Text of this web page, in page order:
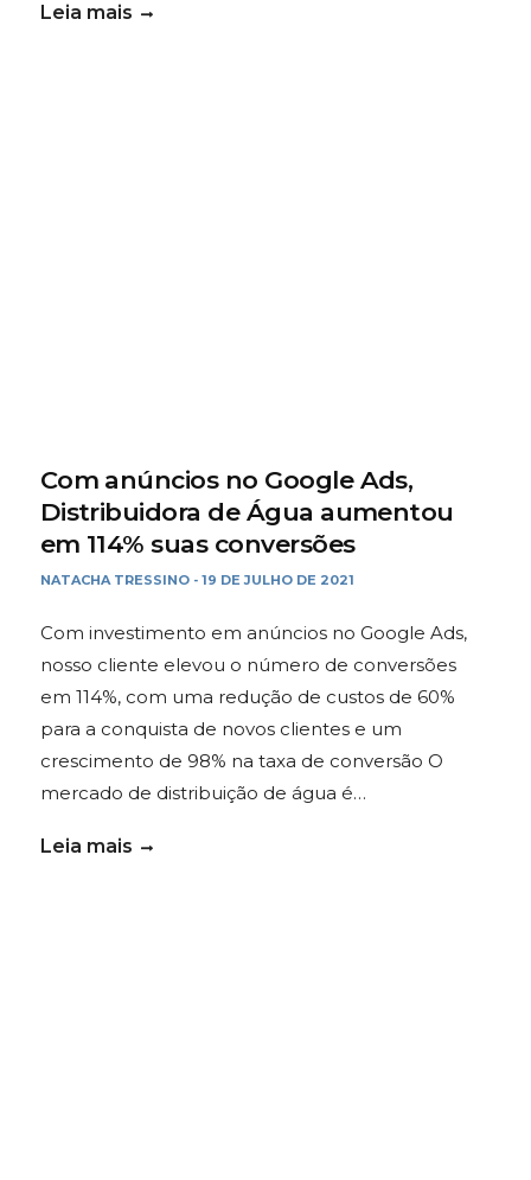
Leia mais
Com anúncios no Google Ads,
Distribuidora de Água aumentou
em 114% suas conversões
NATACHA TRESSINO - 19 DE JULHO DE 2021
Com investimento em anúncios no Google Ads,
nosso cliente elevou o número de conversões
em 114%, com uma redução de custos de 60%
para a conquista de novos clientes e um
crescimento de 98% na taxa de conversão O
mercado de distribuição de água é…
Leia mais